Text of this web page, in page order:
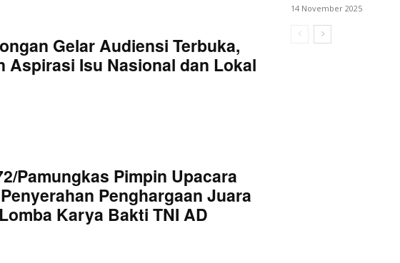
Gelar Audiensi Terbuka,
Aspirasi Isu Nasional dan Lokal
Pamungkas Pimpin Upacara
Penghargaan Juara
Karya Bakti TNI AD
14 November 2025